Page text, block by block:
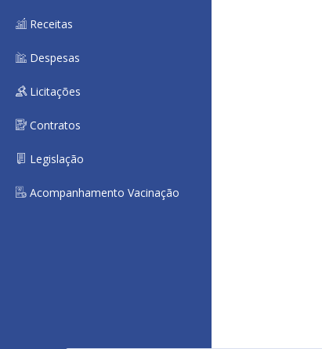
Receitas
Despesas
Licitações
Contratos
Legislação
Acompanhamento Vacinação